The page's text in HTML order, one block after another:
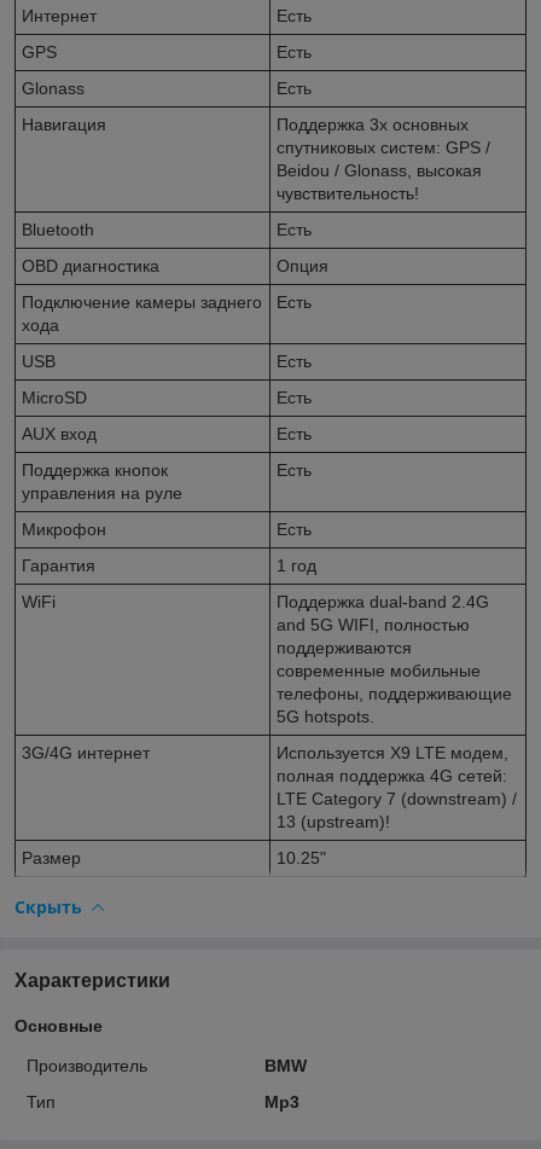
Интернет
Есть
GPS
Есть
Glonass
Есть
Навигация
Поддержка 3х основных
спутниковых систем: GPS /
Beidou / Glonass, высокая
чувствительность!
Bluetooth
Есть
OBD диагностика
Опция
Подключение камеры заднего
хода
Есть
USB
Есть
MicroSD
Есть
AUX вход
Есть
Поддержка кнопок
управления на руле
Есть
Микрофон
Есть
Гарантия
1 год
WiFi
Поддержка dual-band 2.4G
and 5G WIFI, полностью
поддерживаются
современные мобильные
телефоны, поддерживающие
5G hotspots.
3G/4G интернет
Используется X9 LTE модем,
полная поддержка 4G сетей:
LTE Category 7 (downstream) /
13 (upstream)!
Размер
10.25"
Скрыть
Характеристики
Основные
Производитель
BMW
Тип
Mp3